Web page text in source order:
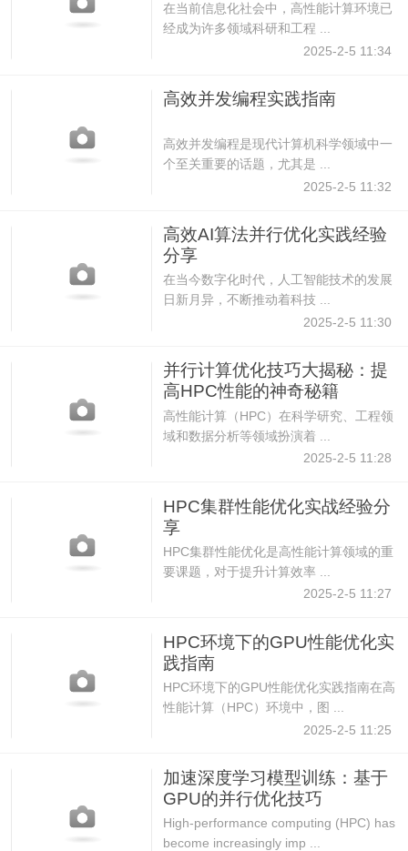
在当前信息化社会中，高性能计算环境已
经成为许多领域科研和工程 ...
2025-2-5 11:34
高效并发编程实践指南
高效并发编程是现代计算机科学领域中一
个至关重要的话题，尤其是 ...
2025-2-5 11:32
高效AI算法并行优化实践经验
分享
在当今数字化时代，人工智能技术的发展
日新月异，不断推动着科技 ...
2025-2-5 11:30
并行计算优化技巧大揭秘：提
高HPC性能的神奇秘籍
高性能计算（HPC）在科学研究、工程领
域和数据分析等领域扮演着 ...
2025-2-5 11:28
HPC集群性能优化实战经验分
享
HPC集群性能优化是高性能计算领域的重
要课题，对于提升计算效率 ...
2025-2-5 11:27
HPC环境下的GPU性能优化实
践指南
HPC环境下的GPU性能优化实践指南在高
性能计算（HPC）环境中，图 ...
2025-2-5 11:25
加速深度学习模型训练：基于
GPU的并行优化技巧
High-performance computing (HPC) has
become increasingly imp ...